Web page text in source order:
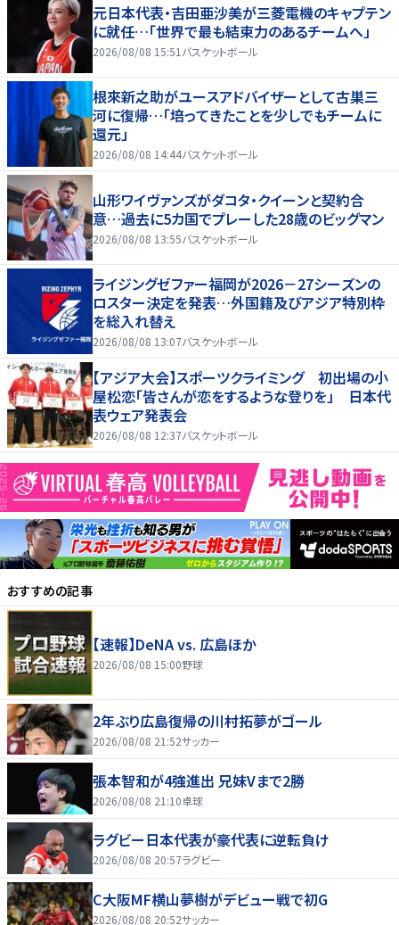
元日本代表・吉田亜沙美が三菱電機のキャプテン
に就任…「世界で最も結束力のあるチームへ」
2026/08/08 15:51 バスケットボール
根來新之助がユースアドバイザーとして古巣三
河に復帰…「培ってきたことを少しでもチームに
還元」
2026/08/08 14:44バスケットボール
山形ワイヴァンズがダコタ・クイーンと契約合
意…過去に5カ国でプレーした28歳のビッグマン
2026/08/08 13:55バスケットボール
ライジングゼファー福岡が2026－27シーズンの
ロスター決定を発表…外国籍及びアジア特別枠
を総入れ替え
2026/08/08 13:07バスケットボール
【アジア大会】スポーツクライミング 初出場の小
屋松恋「皆さんが恋をするような登りを」 日本代
表ウェア発表会
2026/08/08 12:37バスケットボール
おすすめの記事
【速報】DeNA vs. 広島ほか
2026/08/08 15:00野球
2年ぶり広島復帰の川村拓夢がゴール
2026/08/08 21:52サッカー
張本智和が4強進出 兄妹Vまで2勝
2026/08/08 21:10卓球
ラグビー日本代表が豪代表に逆転負け
2026/08/08 20:57ラグビー
C大阪MF横山夢樹がデビュー戦で初G
2026/08/08 20:52サッカー